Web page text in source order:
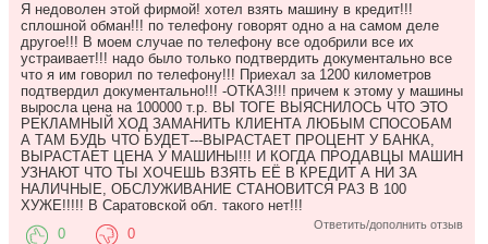
Я недоволен этой фирмой! хотел взять машину в кредит!!!
сплошной обман!!! по телефону говорят одно а на самом деле
другое!!! В моем случае по телефону все одобрили все их
устраивает!!! надо было только подтвердить документально все
что я им говорил по телефону!!! Приехал за 1200 километров
подтвердил документально!!! -ОТКАЗ!!! причем к этому у машины
выросла цена на 100000 т.р. ВЫ ТОГЕ ВЫЯСНИЛОСЬ ЧТО ЭТО
РЕКЛАМНЫЙ ХОД ЗАМАНИТЬ КЛИЕНТА ЛЮБЫМ СПОСОБАМ
А ТАМ БУДЬ ЧТО БУДЕТ---ВЫРАСТАЕТ ПРОЦЕНТ У БАНКА,
ВЫРАСТАЕТ ЦЕНА У МАШИНЫ!!! И КОГДА ПРОДАВЦЫ МАШИН
УЗНАЮТ ЧТО ТЫ ХОЧЕШЬ ВЗЯТЬ ЕЁ В КРЕДИТ А НИ ЗА
НАЛИЧНЫЕ, ОБСЛУЖИВАНИЕ СТАНОВИТСЯ РАЗ В 100
ХУЖЕ!!!!! В Саратовской обл. такого нет!!!
Ответить/дополнить отзыв
0 0